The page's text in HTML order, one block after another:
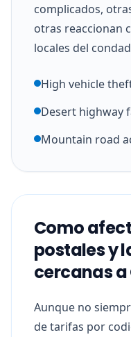
complicados,
otras reaccionan
locales del
High vehicle
Desert highway
Mountain road
Como
postales y
cercanas
Aunque no
de tarifas por